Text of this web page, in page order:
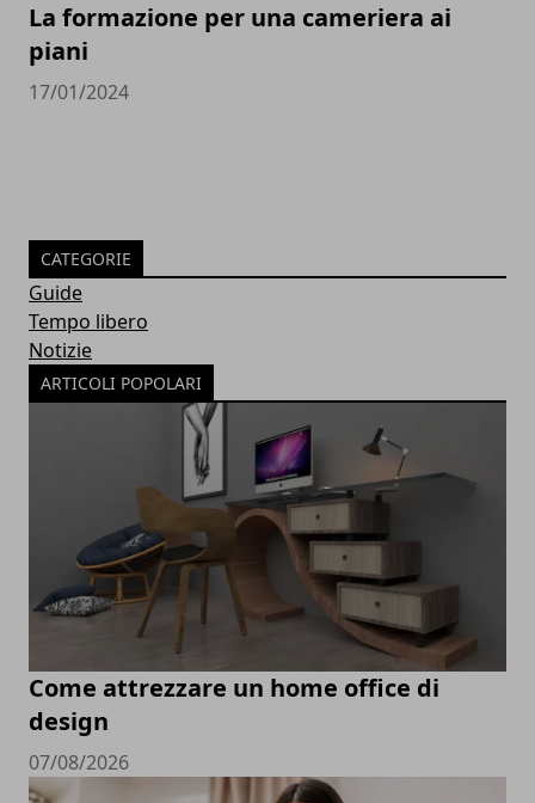
La formazione per una cameriera ai
piani
17/01/2024
CATEGORIE
Guide
Tempo libero
Notizie
ARTICOLI POPOLARI
Come attrezzare un home office di
design
07/08/2026